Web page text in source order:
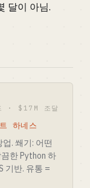
달이 아님.
· $17M 조달
하네스
. 쐐기: 어떤
한 Python 하
기반. 유통 =